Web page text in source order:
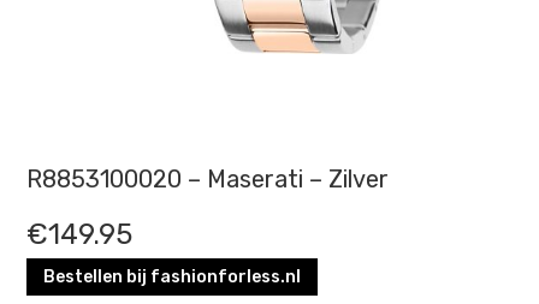
R8853100020 – Maserati – Zilver
€149.95
Bestellen bij fashionforless.nl